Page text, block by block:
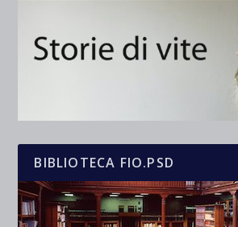
BIBLIOTECA FIO.PSD